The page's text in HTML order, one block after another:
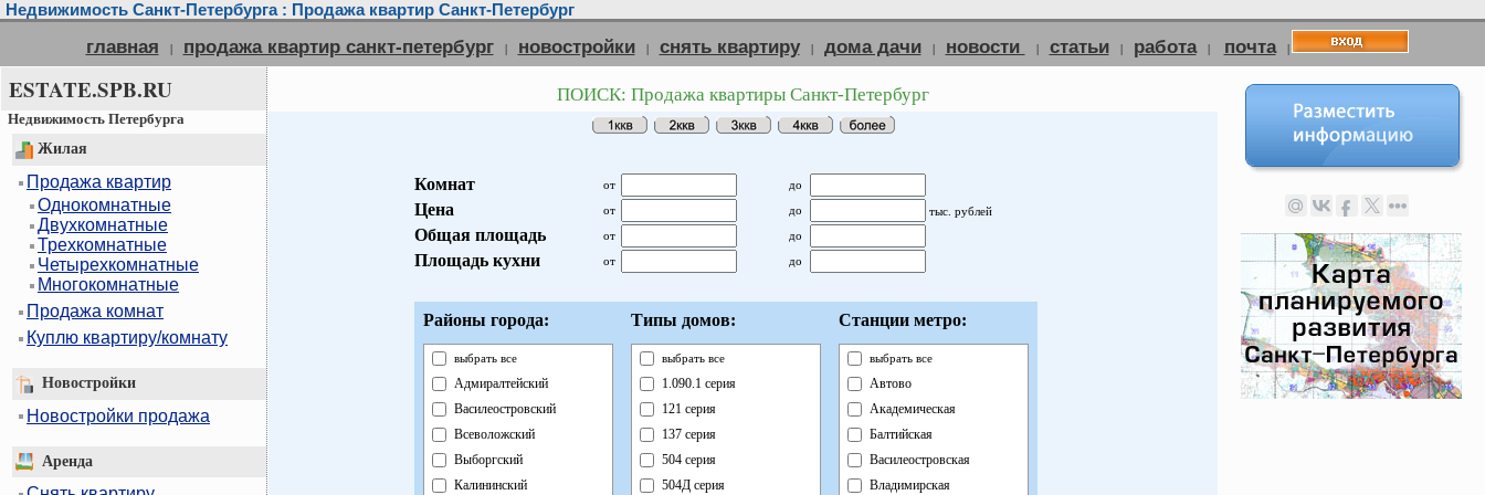
Недвижимость Санкт-Петербурга : Продажа квартир Санкт-Петербург
главная | продажа квартир санкт-петербург | новостройки | снять квартиру | дома дачи | новости | статьи | работа | почта |
ESTATE.SPB.RU
Недвижимость Петербурга
Жилая
Продажа квартир
Однокомнатные
Двухкомнатные
Трехкомнатные
Четырехкомнатные
Многокомнатные
Продажа комнат
Куплю квартиру/комнату
Новостройки
Новостройки продажа
Аренда
ПОИСК: Продажа квартиры Санкт-Петербург
Комнат от до
Цена от до тыс. рублей
Общая площадь от до
Площадь кухни от до
Районы города:
выбрать все
Адмиралтейский
Василеостровский
Всеволожский
Выборгский
Калининский
Типы домов:
выбрать все
1.090.1 серия
121 серия
137 серия
504 серия
504Д серия
Станции метро:
выбрать все
Автово
Академическая
Балтийская
Василеостровская
Владимирская